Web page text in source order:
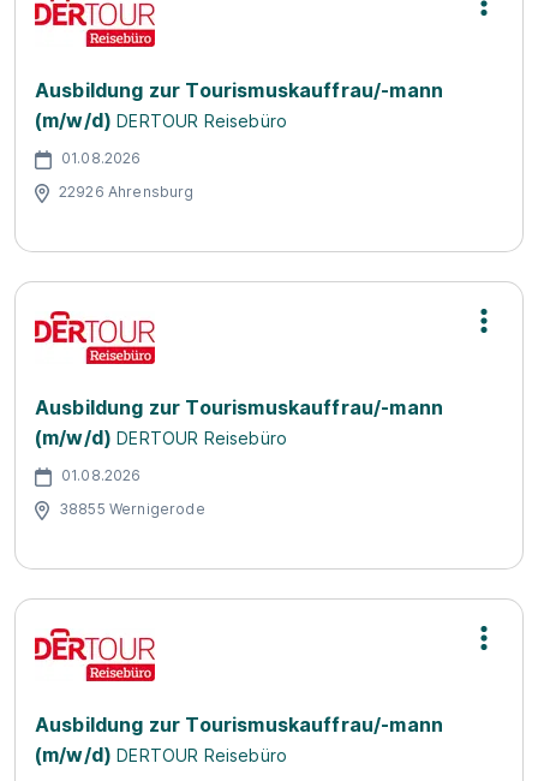
Ausbildung zur Tourismuskauffrau/-mann
(m/w/d) DERTOUR Reisebüro
01.08.2026
22926 Ahrensburg
Ausbildung zur Tourismuskauffrau/-mann
(m/w/d) DERTOUR Reisebüro
01.08.2026
38855 Wernigerode
Ausbildung zur Tourismuskauffrau/-mann
(m/w/d) DERTOUR Reisebüro